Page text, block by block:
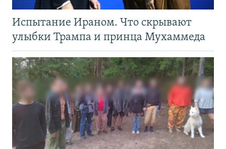
Испытание Ираном. Что скрывают
улыбки Трампа и принца Мухаммеда